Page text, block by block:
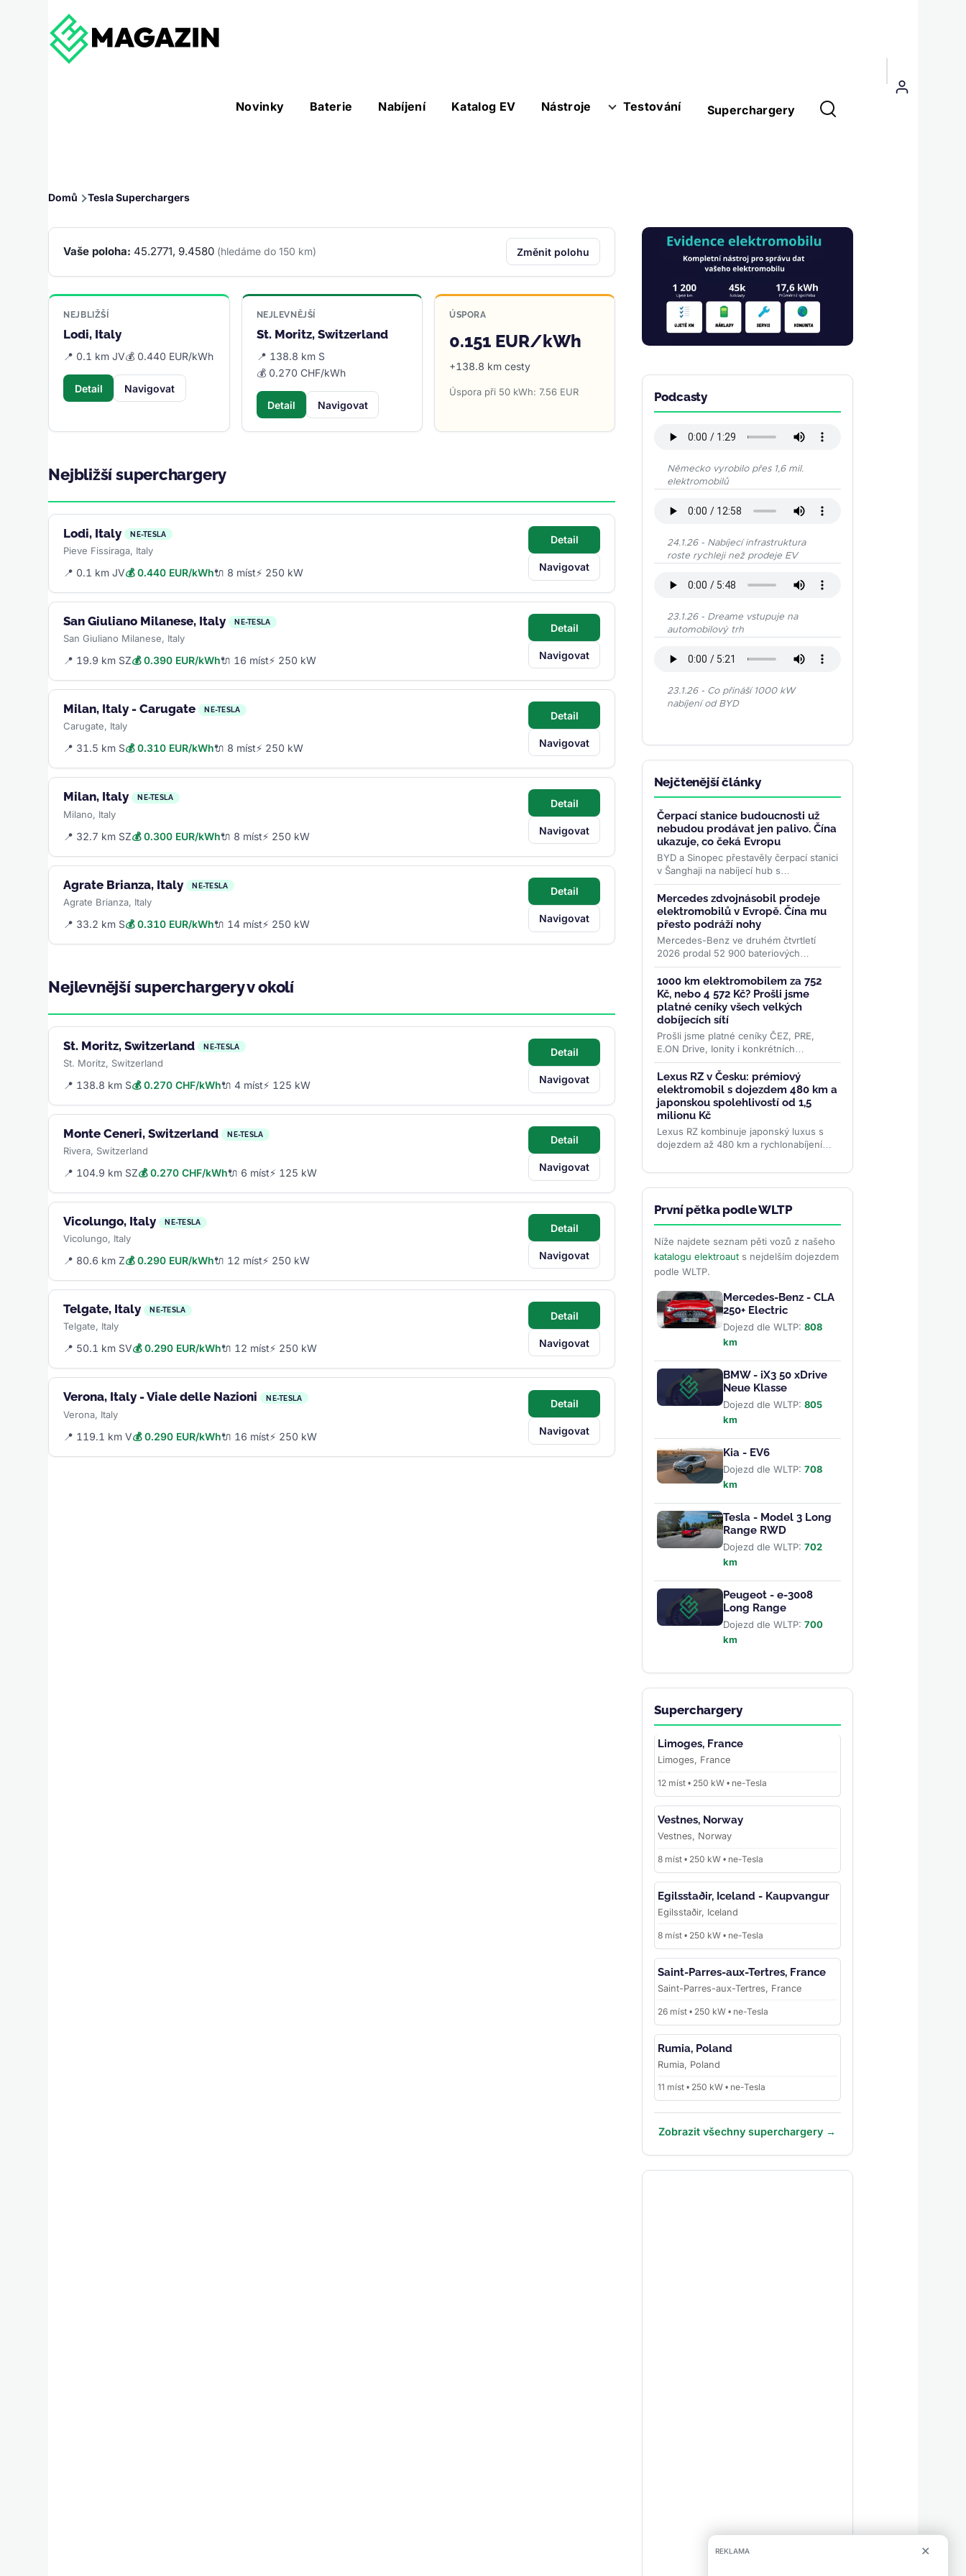
Hlavní
Novinky Baterie Nabíjení Katalog EV Nástroje
Nástroje sub-navigation Testování Superchargery
Menu
uživatelského
Drobečková
navigace
Domů Tesla Superchargers
Vaše poloha: 45.2771, 9.4580 (hledáme do 150 km) Změnit polohu
NEJBLIŽŠÍ
Lodi, Italy
📍 0.1 km JV💰 0.440 EUR/kWh
Detail Navigovat
NEJLEVNĚJŠÍ
St. Moritz, Switzerland
📍 138.8 km S
💰 0.270 CHF/kWh
Detail Navigovat
ÚSPORA
0.151 EUR/kWh
+138.8 km cesty
Úspora při 50 kWh: 7.56 EUR
Nejbližší superchargery
Lodi, Italy NE-TESLA
Pieve Fissiraga, Italy
📍 0.1 km JV💰 0.440 EUR/kWh🔌 8 míst⚡ 250 kW
Detail
Navigovat
San Giuliano Milanese, Italy NE-TESLA
San Giuliano Milanese, Italy
📍 19.9 km SZ💰 0.390 EUR/kWh🔌 16 míst⚡ 250 kW
Detail
Navigovat
Milan, Italy - Carugate NE-TESLA
Carugate, Italy
📍 31.5 km S💰 0.310 EUR/kWh🔌 8 míst⚡ 250 kW
Detail
Navigovat
Milan, Italy NE-TESLA
Milano, Italy
📍 32.7 km SZ💰 0.300 EUR/kWh🔌 8 míst⚡ 250 kW
Detail
Navigovat
Agrate Brianza, Italy NE-TESLA
Agrate Brianza, Italy
📍 33.2 km S💰 0.310 EUR/kWh🔌 14 míst⚡ 250 kW
Detail
Navigovat
Nejlevnější superchargery v okolí
St. Moritz, Switzerland NE-TESLA
St. Moritz, Switzerland
📍 138.8 km S💰 0.270 CHF/kWh🔌 4 míst⚡ 125 kW
Detail
Navigovat
Monte Ceneri, Switzerland NE-TESLA
Rivera, Switzerland
📍 104.9 km SZ💰 0.270 CHF/kWh🔌 6 míst⚡ 125 kW
Detail
Navigovat
Vicolungo, Italy NE-TESLA
Vicolungo, Italy
📍 80.6 km Z💰 0.290 EUR/kWh🔌 12 míst⚡ 250 kW
Detail
Navigovat
Telgate, Italy NE-TESLA
Telgate, Italy
📍 50.1 km SV💰 0.290 EUR/kWh🔌 12 míst⚡ 250 kW
Detail
Navigovat
Verona, Italy - Viale delle Nazioni NE-TESLA
Verona, Italy
📍 119.1 km V💰 0.290 EUR/kWh🔌 16 míst⚡ 250 kW
Detail
Navigovat
Obrázek
Podcasty
Německo vyrobilo přes 1,6 mil.
elektromobilů
24.1.26 - Nabíjecí infrastruktura
roste rychleji než prodeje EV
23.1.26 - Dreame vstupuje na
automobilový trh
23.1.26 - Co přináší 1000 kW
nabíjení od BYD
Nejčtenější články
Čerpací stanice budoucnosti už
nebudou prodávat jen palivo. Čína
ukazuje, co čeká Evropu
BYD a Sinopec přestavěly čerpací stanici
v Šanghaji na nabíjecí hub s
odpočinkovou zónou a bateriovým
úložištěm. Podobný model může...>>
Mercedes zdvojnásobil prodeje
elektromobilů v Evropě. Čína mu
přesto podráží nohy
Mercedes-Benz ve druhém čtvrtletí
2026 prodal 52 900 bateriových
elektromobilů, o 51 procent více než
před rokem. Evropa rostla o 87
procent... >>
1000 km elektromobilem za 752
Kč, nebo 4 572 Kč? Prošli jsme
platné ceníky všech velkých
dobíjecích sítí
Prošli jsme platné ceníky ČEZ, PRE,
E.ON Drive, Ionity i konkrétních
superchargerů Tesly a oficiální data ČSÚ
o cenách paliv. Rozdíl je...>>
Lexus RZ v Česku: prémiový
elektromobil s dojezdem 480 km a
japonskou spolehlivostí od 1,5
milionu Kč
Lexus RZ kombinuje japonský luxus s
dojezdem až 480 km a rychlonabíjením
nebo AWD — od 1,5 milionu Kč....>>
První pětka podle WLTP
Níže najdete seznam pěti vozů z našeho
katalogu elektroauts nejdelším dojezdem
podle WLTP.
Mercedes-Benz - CLA
250+ Electric
Dojezd dle WLTP: 808
km
BMW - iX3 50 xDrive
Neue Klasse
Dojezd dle WLTP: 805
km
Kia - EV6
Dojezd dle WLTP: 708
km
Tesla - Model 3 Long
Range RWD
Dojezd dle WLTP: 702
km
Peugeot - e-3008
Long Range
Dojezd dle WLTP: 700
km
Superchargery
Limoges, France
Limoges, France
12 míst • 250 kW • ne-Tesla
Vestnes, Norway
Vestnes, Norway
8 míst • 250 kW • ne-Tesla
Egilsstaðir, Iceland - Kaupvangur
Egilsstaðir, Iceland
8 míst • 250 kW • ne-Tesla
Saint-Parres-aux-Tertres, France
Saint-Parres-aux-Tertres, France
26 míst • 250 kW • ne-Tesla
Rumia, Poland
Rumia, Poland
11 míst • 250 kW • ne-Tesla
Zobrazit všechny superchargery →
REKLAMA ✕